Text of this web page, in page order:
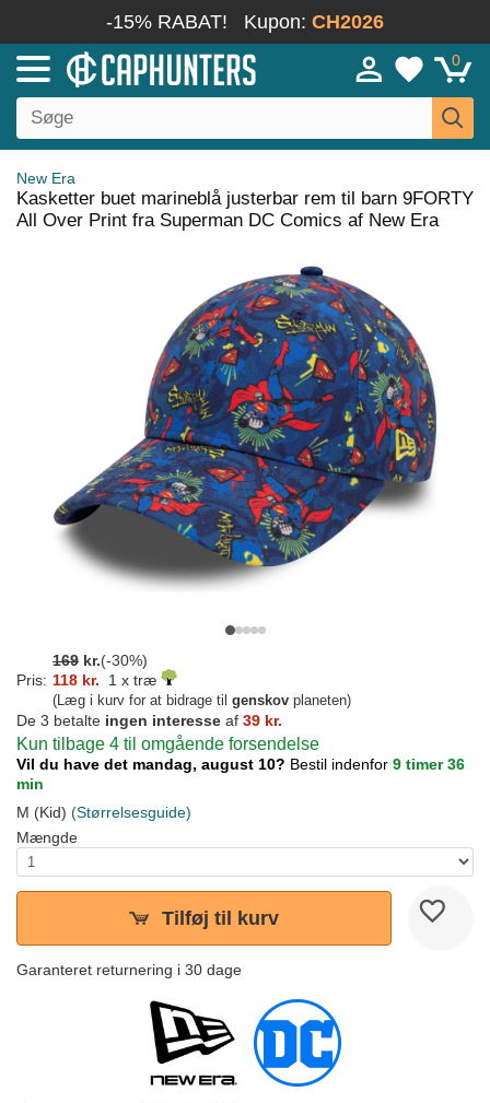
-15% RABAT! Kupon: CH2026
0
New Era
Kasketter buet marineblå justerbar rem til barn 9FORTY
All Over Print fra Superman DC Comics af New Era
169 kr.(-30%)
Pris: 118 kr. 1 x træ
(Læg i kurv for at bidrage til genskov planeten)
De 3 betalte ingen interesse af 39 kr.
Kun tilbage 4 til omgående forsendelse
Vil du have det mandag, august 10? Bestil indenfor 9 timer 36
min
M (Kid) (Størrelsesguide)
Mængde
Tilføj til kurv
Garanteret returnering i 30 dage